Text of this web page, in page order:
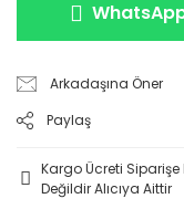
Arkadaşına Öner
Paylaş
Kargo Ücreti Siparişe
Değildir Alıcıya Aittir